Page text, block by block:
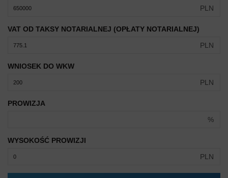
PLN
VAT OD TAKSY NOTARIALNEJ (OPŁATY NOTARIALNEJ)
PLN
WNIOSEK DO WKW
PLN
PROWIZJA
%
WYSOKOŚĆ PROWIZJI
PLN